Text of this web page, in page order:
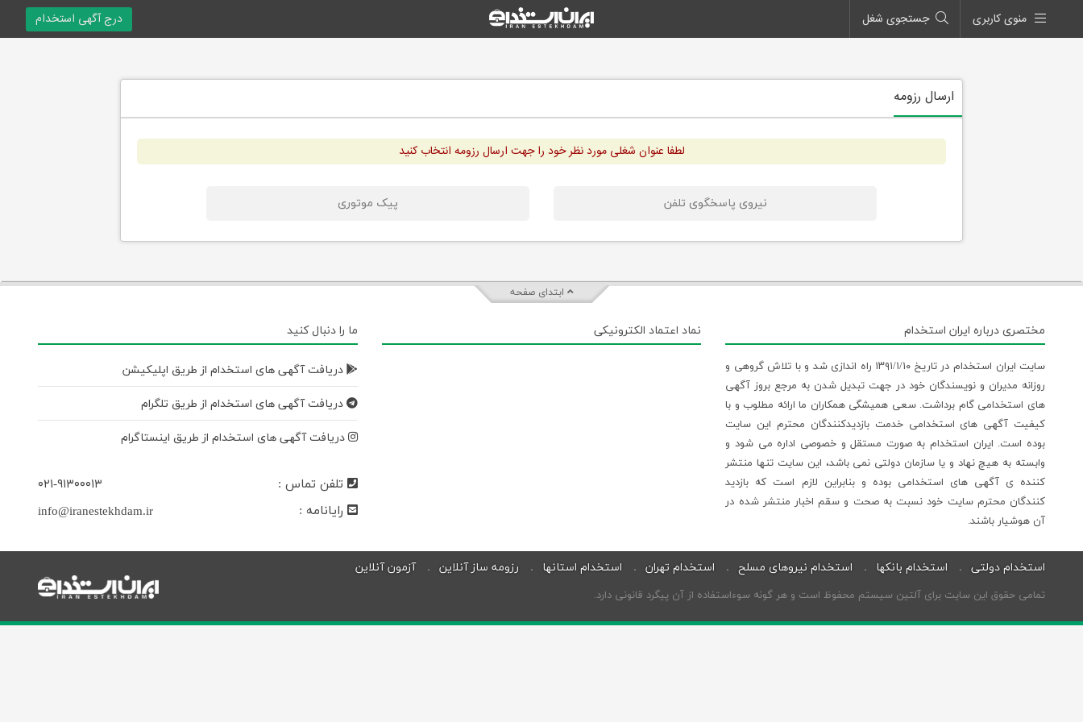
منوی کاربری جستجوی شغل درج آگهی استخدام
ارسال رزومه
لطفا عنوان شغلی مورد نظر خود را جهت ارسال رزومه انتخاب کنید
نیروی پاسخگوی تلفن پیک موتوری
ابتدای صفحه
مختصری درباره ایران استخدام
سایت ایران استخدام در تاریخ ۱۳۹۱/۱/۱۰ راه اندازی شد و با تلاش گروهی و
روزانه مدیران و نویسندگان خود در جهت تبدیل شدن به مرجع بروز آگهی
های استخدامی گام برداشت. سعی همیشگی همکاران ما ارائه مطلوب و با
کیفیت آگهی های استخدامی خدمت بازدیدکنندگان محترم این سایت
بوده است. ایران استخدام به صورت مستقل و خصوصی اداره می شود و
وابسته به هیچ نهاد و یا سازمان دولتی نمی باشد، این سایت تنها منتشر
کننده ی آگهی های استخدامی بوده و بنابراین لازم است که بازدید
کنندگان محترم سایت خود نسبت به صحت و سقم اخبار منتشر شده در
آن هوشیار باشند.
نماد اعتماد الکترونیکی ما را دنبال کنید
دریافت آگهی های استخدام از طریق اپلیکیشن
دریافت آگهی های استخدام از طریق تلگرام
دریافت آگهی های استخدام از طریق اینستاگرام
تلفن تماس :
۰۲۱-۹۱۳۰۰۰۱۳
رایانامه :
info@iranestekhdam.ir
استخدام دولتی استخدام بانکها استخدام نیروهای مسلح استخدام تهران استخدام استانها رزومه ساز آنلاین آزمون آنلاین
تمامی حقوق این سایت برای آلتین سیستم محفوظ است و هر گونه سوءاستفاده از آن پیگرد قانونی دارد.